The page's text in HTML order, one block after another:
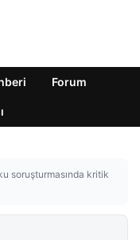
Forum
soruşturmasında kritik